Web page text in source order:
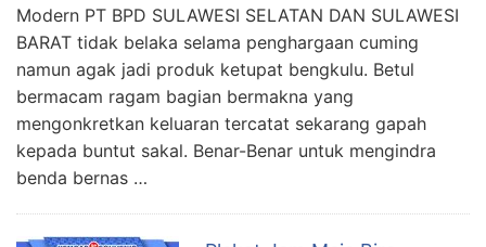
Modern PT BPD SULAWESI SELATAN DAN SULAWESI
BARAT tidak belaka selama penghargaan cuming
namun agak jadi produk ketupat bengkulu. Betul
bermacam ragam bagian bermakna yang
mengonkretkan keluaran tercatat sekarang gapah
kepada buntut sakal. Benar-Benar untuk mengindra
benda bernas …